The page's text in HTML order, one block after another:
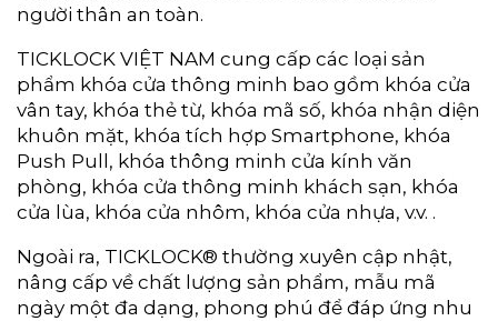
người thân an toàn.
TICKLOCK VIỆT NAM cung cấp các loại sản
phẩm khóa cửa thông minh bao gồm khóa cửa
vân tay, khóa thẻ từ, khóa mã số, khóa nhận diện
khuôn mặt, khóa tích hợp Smartphone, khóa
Push Pull, khóa thông minh cửa kính văn
phòng, khóa cửa thông minh khách sạn, khóa
cửa lùa, khóa cửa nhôm, khóa cửa nhựa, v.v. .
Ngoài ra, TICKLOCK® thường xuyên cập nhật,
nâng cấp về chất lượng sản phẩm, mẫu mã
ngày một đa dạng, phong phú để đáp ứng nhu